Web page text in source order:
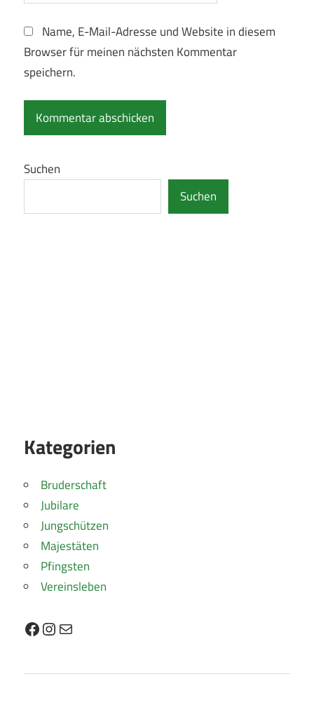
Name, E-Mail-Adresse und Website in diesem
Browser für meinen nächsten Kommentar
speichern.
Suchen
Suchen
Kategorien
Bruderschaft
Jubilare
Jungschützen
Majestäten
Pfingsten
Vereinsleben
Facebook
Instagram
E-Mail